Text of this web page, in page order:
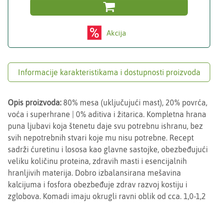

Akcija
Informacije karakteristikama i dostupnosti proizvoda
Opis proizvoda: 80% mesa (uključujući mast), 20% povrća,
voća i superhrane | 0% aditiva i žitarica. Kompletna hrana
puna ljubavi koja štenetu daje svu potrebnu ishranu, bez
svih nepotrebnih stvari koje mu nisu potrebne. Recept
sadrži ćuretinu i lososa kao glavne sastojke, obezbeđujući
veliku količinu proteina, zdravih masti i esencijalnih
hranljivih materija. Dobro izbalansirana mešavina
kalcijuma i fosfora obezbeđuje zdrav razvoj kostiju i
zglobova. Komadi imaju okrugli ravni oblik od cca. 1,0-1,2